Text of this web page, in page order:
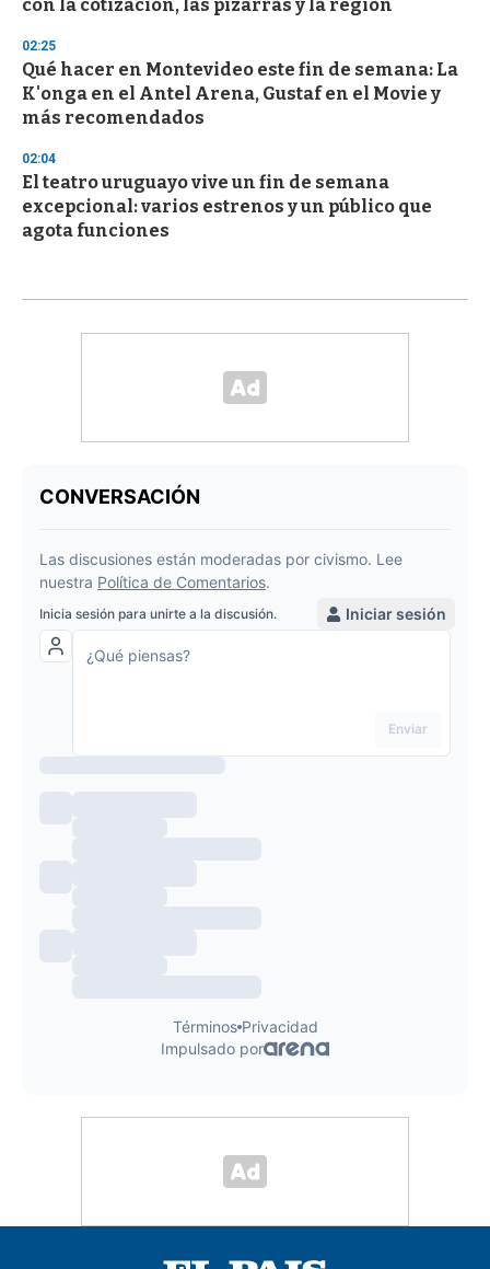
con la cotización, las pizarras y la región
02:25
Qué hacer en Montevideo este fin de semana: La
K'onga en el Antel Arena, Gustaf en el Movie y
más recomendados
02:04
El teatro uruguayo vive un fin de semana
excepcional: varios estrenos y un público que
agota funciones